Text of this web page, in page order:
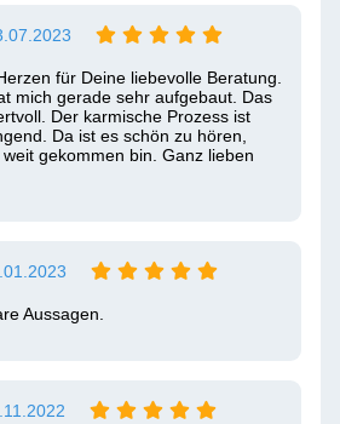
für Deine liebevolle Beratung.
mich gerade sehr aufgebaut. Das
Der karmische Prozess ist
Da ist es schön zu hören,
gekommen bin. Ganz lieben
Aussagen.